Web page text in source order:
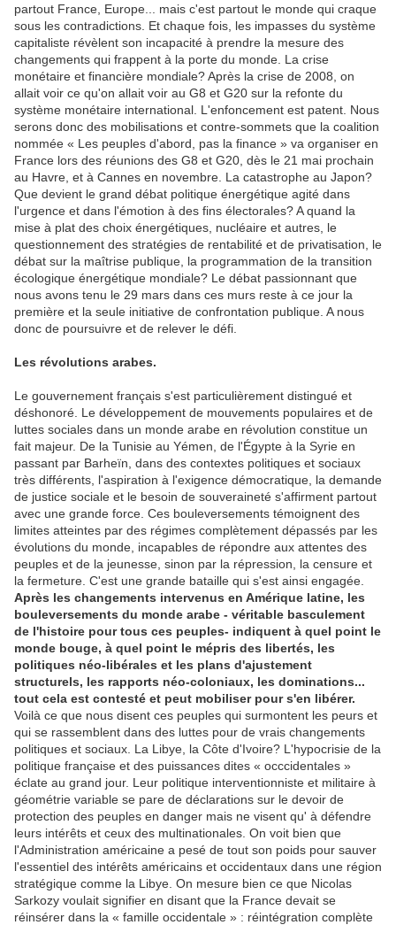
partout France, Europe... mais c'est partout le monde qui craque
sous les contradictions. Et chaque fois, les impasses du système
capitaliste révèlent son incapacité à prendre la mesure des
changements qui frappent à la porte du monde. La crise
monétaire et financière mondiale? Après la crise de 2008, on
allait voir ce qu'on allait voir au G8 et G20 sur la refonte du
système monétaire international. L'enfoncement est patent. Nous
serons donc des mobilisations et contre-sommets que la coalition
nommée « Les peuples d'abord, pas la finance » va organiser en
France lors des réunions des G8 et G20, dès le 21 mai prochain
au Havre, et à Cannes en novembre. La catastrophe au Japon?
Que devient le grand débat politique énergétique agité dans
l'urgence et dans l'émotion à des fins électorales? A quand la
mise à plat des choix énergétiques, nucléaire et autres, le
questionnement des stratégies de rentabilité et de privatisation, le
débat sur la maîtrise publique, la programmation de la transition
écologique énergétique mondiale? Le débat passionnant que
nous avons tenu le 29 mars dans ces murs reste à ce jour la
première et la seule initiative de confrontation publique. A nous
donc de poursuivre et de relever le défi.
Les révolutions arabes.
Le gouvernement français s'est particulièrement distingué et
déshonoré. Le développement de mouvements populaires et de
luttes sociales dans un monde arabe en révolution constitue un
fait majeur. De la Tunisie au Yémen, de l'Égypte à la Syrie en
passant par Barheïn, dans des contextes politiques et sociaux
très différents, l'aspiration à l'exigence démocratique, la demande
de justice sociale et le besoin de souveraineté s'affirment partout
avec une grande force. Ces bouleversements témoignent des
limites atteintes par des régimes complètement dépassés par les
évolutions du monde, incapables de répondre aux attentes des
peuples et de la jeunesse, sinon par la répression, la censure et
la fermeture. C'est une grande bataille qui s'est ainsi engagée.
Après les changements intervenus en Amérique latine, les
bouleversements du monde arabe - véritable basculement
de l'histoire pour tous ces peuples- indiquent à quel point le
monde bouge, à quel point le mépris des libertés, les
politiques néo-libérales et les plans d'ajustement
structurels, les rapports néo-coloniaux, les dominations...
tout cela est contesté et peut mobiliser pour s'en libérer.
Voilà ce que nous disent ces peuples qui surmontent les peurs et
qui se rassemblent dans des luttes pour de vrais changements
politiques et sociaux. La Libye, la Côte d'Ivoire? L'hypocrisie de la
politique française et des puissances dites « occcidentales »
éclate au grand jour. Leur politique interventionniste et militaire à
géométrie variable se pare de déclarations sur le devoir de
protection des peuples en danger mais ne visent qu' à défendre
leurs intérêts et ceux des multinationales. On voit bien que
l'Administration américaine a pesé de tout son poids pour sauver
l'essentiel des intérêts américains et occidentaux dans une région
stratégique comme la Libye. On mesure bien ce que Nicolas
Sarkozy voulait signifier en disant que la France devait se
réinsérer dans la « famille occidentale » : réintégration complète